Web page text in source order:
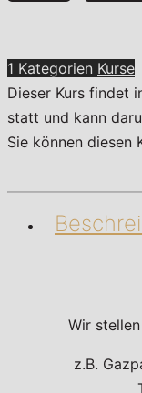
Deckel
1 Kategorien Kurse
Dieser Kurs findet
statt und kann
Sie können diesen
Wir
z.B.